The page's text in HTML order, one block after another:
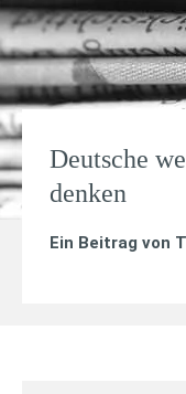
Deutsche
denken
Ein Beitrag von